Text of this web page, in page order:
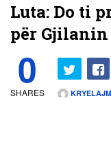
Luta: Do ti
për
0
SHARES